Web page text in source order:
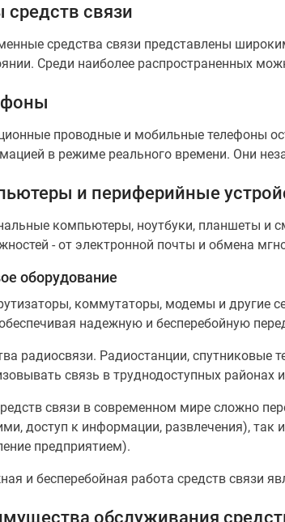
средств связи
средства связи представлены
Среди наиболее распространенных
проводные и мобильные телефоны
в режиме реального времени. Они
и периферийные
компьютеры, ноутбуки, планшеты и
- от электронной почты и обмена
оборудование
коммутаторы, модемы и другие
обеспечивая надежную и бесперебойную
радиосвязи. Радиостанции, спутниковые
связь в труднодоступных районах
связи в современном мире сложно
доступ к информации, развлечения), так
предприятием).
и бесперебойная работа средств связи
обслуживания